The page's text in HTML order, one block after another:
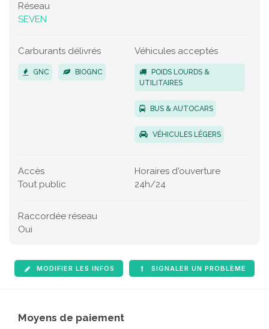
Réseau
SEVEN
Carburants délivrés
GNC BIOGNC
Véhicules acceptés
POIDS LOURDS &
UTILITAIRES
BUS & AUTOCARS
VÉHICULES LÉGERS
Accès
Tout public
Horaires d'ouverture
24h/24
Raccordée réseau
Oui
MODIFIER LES INFOS SIGNALER UN PROBLÈME
Moyens de paiement